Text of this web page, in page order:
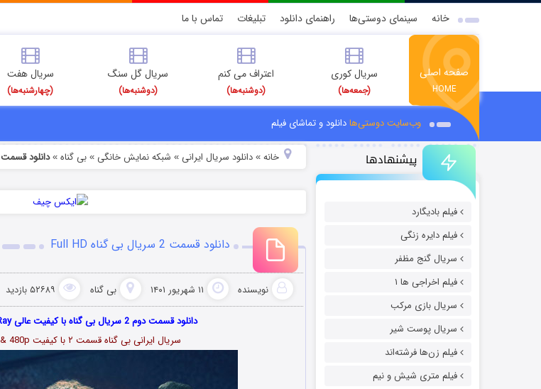
خانه سینمای دوستی‌ها راهنمای دانلود تبلیغات تماس با ما
صفحه اصلی
HOME
سریال کوری
(جمعه‌ها)
اعتراف می کنم
(دوشنبه‌ها)
سریال گل سنگ
(دوشنبه‌ها)
سریال هفت
(چهارشنبه‌ها)
وب‌سایت دوستی‌هادانلود و تماشای فیلم
پیشنهادها
فیلم بادیگارد
فیلم دایره زنگی
سریال گنج مظفر
فیلم اخراجی ها ۱
سریال بازی مرکب
سریال پوست شیر
فیلم زن‌ها فرشته‌اند
فیلم متری شیش و نیم
خانه» دانلود سریال ایرانی » شبکه نمایش خانگی » بی گناه»دانلود قسمت 2 سریال بی گناه Full HD
دانلود قسمت 2 سریال بی گناه Full HD
نویسنده ۱۱ شهریور ۱۴۰۱ بی گناه ۵۲۶۸۹ بازدید
دانلود قسمت دوم 2 سریال بی گناه با کیفیت عالی 1080p Full HD BluRay
سریال ایرانی بی گناه قسمت ۲ با کیفیت 1080p & 720p & 480p